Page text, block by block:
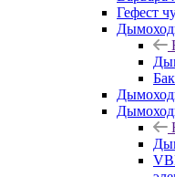
Гефест